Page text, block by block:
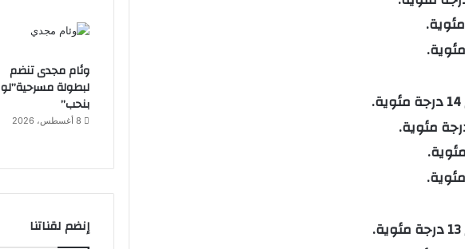
وئام مجدى تنضم
لبطولة مسرحية”لو
بنحب”
8 أغسطس، 2026
إنضم لقناتنا